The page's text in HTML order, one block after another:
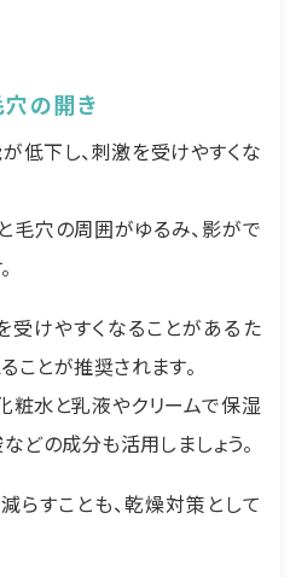
の開き
低下し、刺激を受けやすくな
毛穴の周囲がゆるみ、影がで
けやすくなることがあるた
ことが推奨されます。
水と乳液やクリームで保湿
どの成分も活用しましょう。
すことも、乾燥対策として